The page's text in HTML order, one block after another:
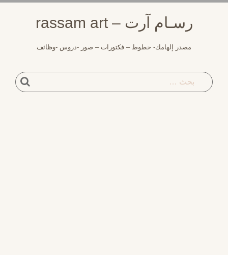
رسـام آرت – rassam art
مصدر إلهامك- خطوط – فكتورات – صور -دروس -وظائف